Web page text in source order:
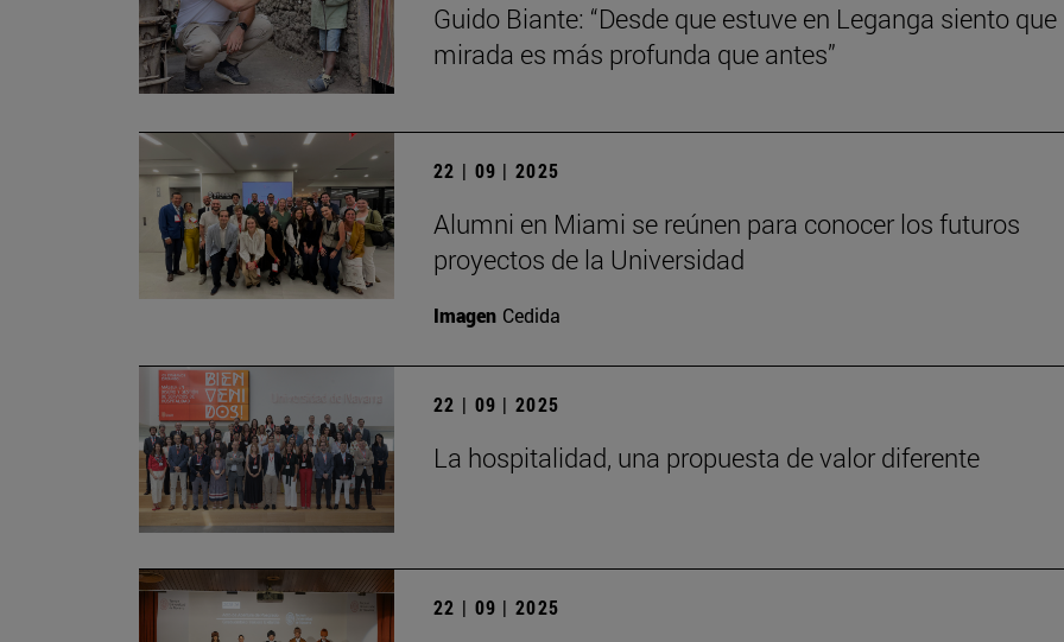
Guido Biante: “Desde que estuve en Leganga siento
mirada es más profunda que antes”
22 | 09 | 2025
Alumni en Miami se reúnen para conocer los futuros
proyectos de la Universidad
Imagen Cedida
22 | 09 | 2025
La hospitalidad, una propuesta de valor diferente
22 | 09 | 2025